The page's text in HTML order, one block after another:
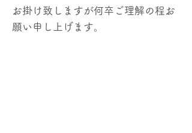
お掛け致しますが何卒ご理解の程お
願い申し上げます。